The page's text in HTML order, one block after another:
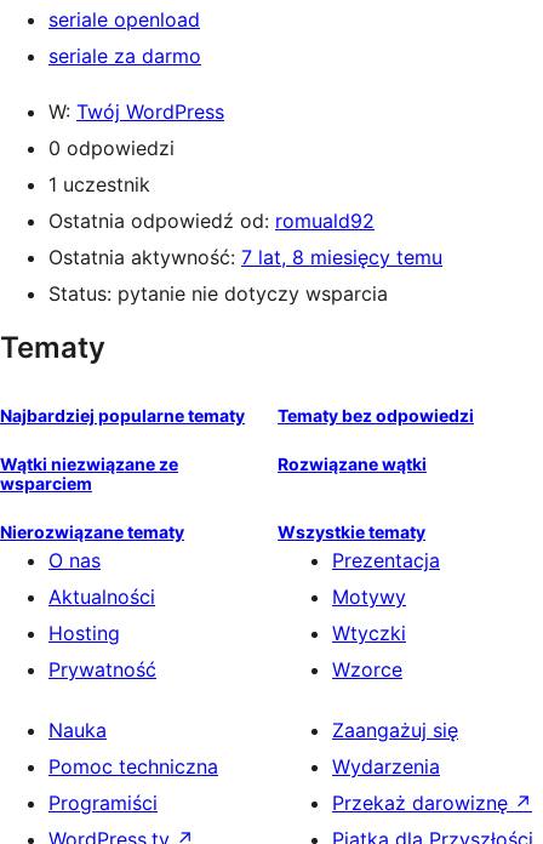
seriale openload
seriale za darmo
W: Twój WordPress
0 odpowiedzi
1 uczestnik
Ostatnia odpowiedź od: romuald92
Ostatnia aktywność: 7 lat, 8 miesięcy temu
Status: pytanie nie dotyczy wsparcia
Tematy
Najbardziej popularne tematy Tematy bez odpowiedzi
Wątki niezwiązane ze
wsparciem
Rozwiązane wątki
Nierozwiązane tematy Wszystkie tematy
O nas
Aktualności
Hosting
Prywatność
Prezentacja
Motywy
Wtyczki
Wzorce
Nauka
Pomoc techniczna
Programiści
WordPress.tv ↗
Zaangażuj się
Wydarzenia
Przekaż darowiznę ↗
Piątka dla Przyszłości